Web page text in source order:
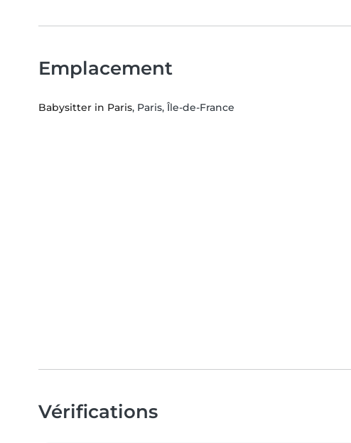
Emplacement
Babysitter in Paris, Paris, Île-de-France
Vérifications